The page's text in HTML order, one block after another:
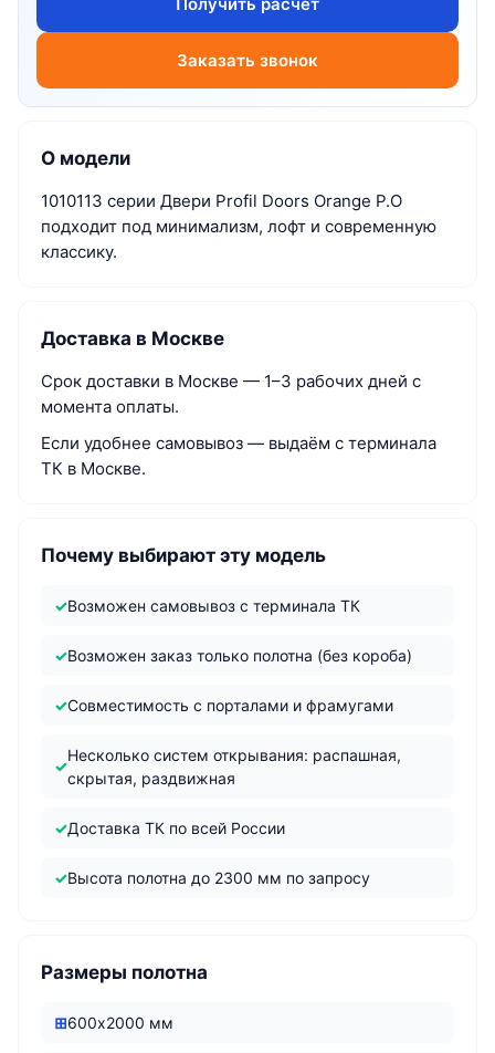
Заказать звонок
О модели
1010113 серии Двери Profil Doors Orange P.O
подходит под минимализм, лофт и современную
классику.
Доставка в Москве
Срок доставки в Москве — 1–3 рабочих дней с
момента оплаты.
Если удобнее самовывоз — выдаём с терминала
ТК в Москве.
Почему выбирают эту модель
Возможен самовывоз с терминала ТК
Возможен заказ только полотна (без короба)
Совместимость с порталами и фрамугами
Несколько систем открывания: распашная,
скрытая, раздвижная
Доставка ТК по всей России
Высота полотна до 2300 мм по запросу
Размеры полотна
600х2000 мм